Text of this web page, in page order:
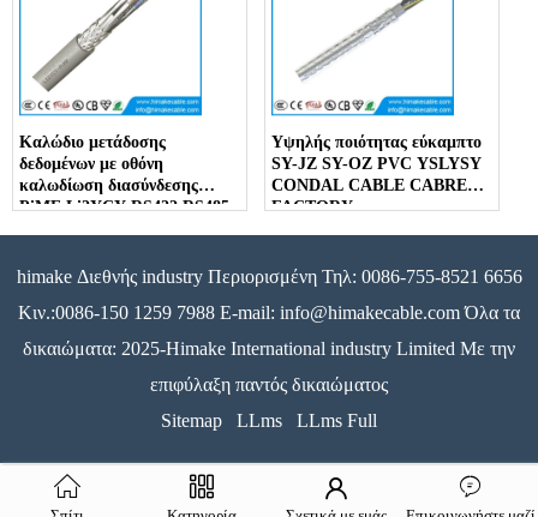
Καλώδιο μετάδοσης
δεδομένων με οθόνη
καλωδίωση διασύνδεσης
PiMF Li2YCY RS422 RS485
Υψηλής ποιότητας εύκαμπτο
SY-JZ SY-OZ PVC YSLYSY
CONDAL CABLE CABRE
FACTORY
himake Διεθνής industry Περιορισμένη Τηλ: 0086-755-8521 6656
Κιν.:0086-150 1259 7988 E-mail: info@himakecable.com Όλα τα
δικαιώματα: 2025-Himake International industry Limited Με την
επιφύλαξη παντός δικαιώματος
Sitemap
LLms LLms Full